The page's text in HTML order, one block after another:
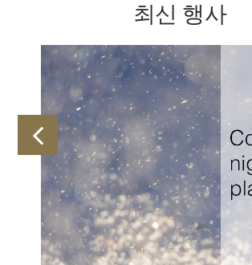
최신 행사